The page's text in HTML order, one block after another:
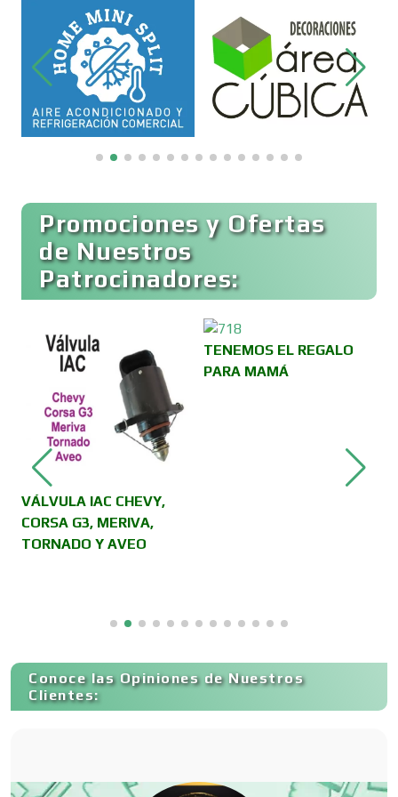
Belleza
Bordados y Estampados
Cafeterías
Cajas de Ahorro
Cámaras de Comercio
Cancelería de Aluminio
Capacitación
Carnicerías
Promociones y Ofertas
de Nuestros
Patrocinadores:
VÁLVULA IAC CHEVY,
CORSA G3, MERIVA,
TORNADO Y AVEO
TENEMOS EL REGALO
PARA MAMÁ
Conoce las Opiniones de Nuestros
Clientes: